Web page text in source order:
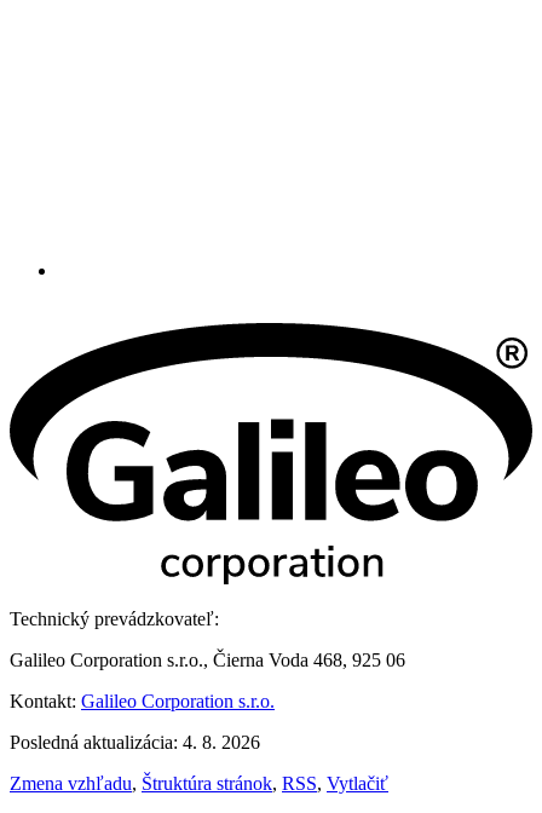
Technický prevádzkovateľ:
Galileo Corporation s.r.o., Čierna Voda 468, 925 06
Kontakt: Galileo Corporation s.r.o.
Posledná aktualizácia: 4. 8. 2026
Zmena vzhľadu, Štruktúra stránok, RSS, Vytlačiť